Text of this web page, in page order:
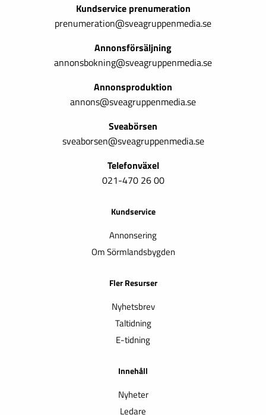
Kundservice prenumeration
prenumeration@sveagruppenmedia.se
Annonsförsäljning
annonsbokning@sveagruppenmedia.se
Annonsproduktion
annons@sveagruppenmedia.se
Sveabörsen
sveaborsen@sveagruppenmedia.se
Telefonväxel
021-470 26 00
Kundservice
Annonsering
Om Sörmlandsbygden
Fler Resurser
Nyhetsbrev
Taltidning
E-tidning
Innehåll
Nyheter
Ledare